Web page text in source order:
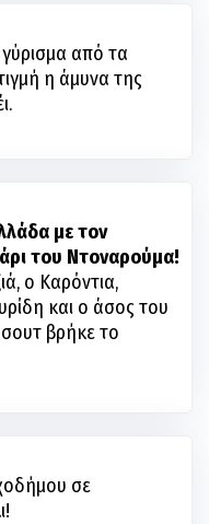
από τα
η άμυνα της
με τον
του Ντοναρούμα!
ο Καρόντια,
και ο άσος του
βρήκε το
σε